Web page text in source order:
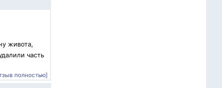
живота,
часть
полностью]